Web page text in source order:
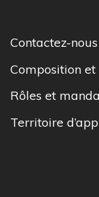
Contactez-nous
Composition
Rôles et
Territoire